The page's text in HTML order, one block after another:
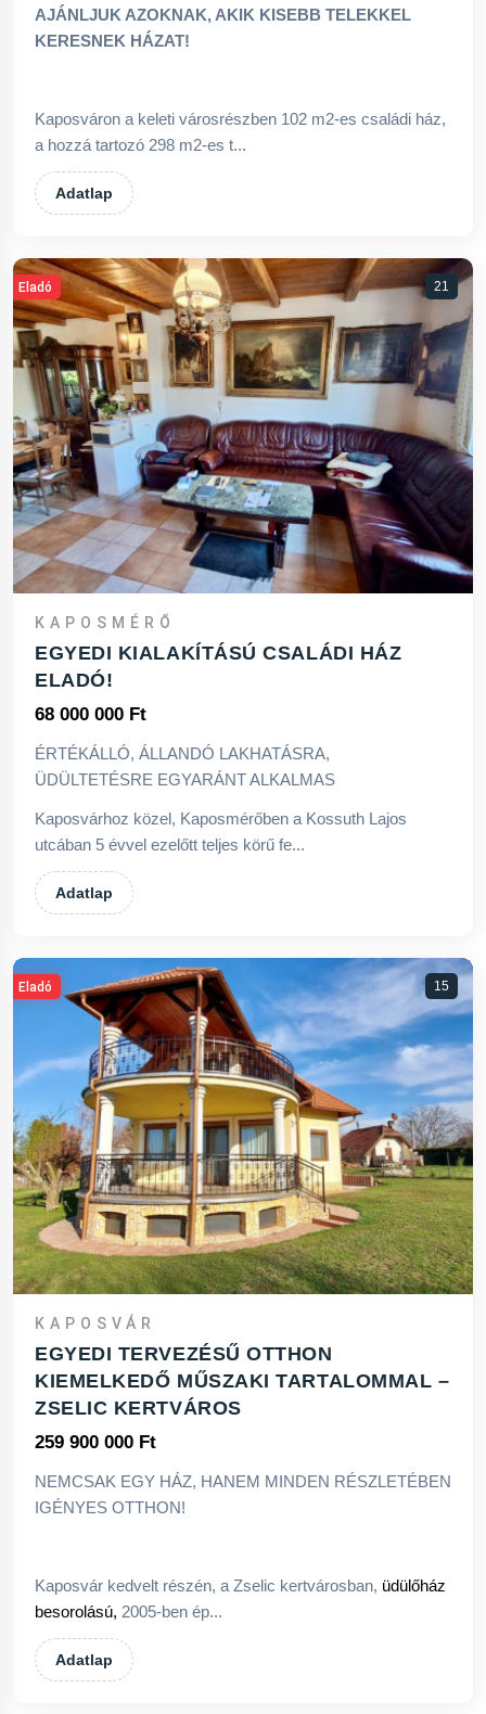
AJÁNLJUK AZOKNAK, AKIK KISEBB TELEKKEL
KERESNEK HÁZAT!
Kaposváron a keleti városrészben 102 m2-es családi ház,
a hozzá tartozó 298 m2-es t...
Adatlap
Eladó 21
KAPOSMÉRŐ
EGYEDI KIALAKÍTÁSÚ CSALÁDI HÁZ
ELADÓ!
68 000 000 Ft
ÉRTÉKÁLLÓ, ÁLLANDÓ LAKHATÁSRA,
ÜDÜLTETÉSRE EGYARÁNT ALKALMAS
Kaposvárhoz közel, Kaposmérőben a Kossuth Lajos
utcában 5 évvel ezelőtt teljes körű fe...
Adatlap
Eladó 15
KAPOSVÁR
EGYEDI TERVEZÉSŰ OTTHON
KIEMELKEDŐ MŰSZAKI TARTALOMMAL –
ZSELIC KERTVÁROS
259 900 000 Ft
NEMCSAK EGY HÁZ, HANEM MINDEN RÉSZLETÉBEN
IGÉNYES OTTHON!
Kaposvár kedvelt részén, a Zselic kertvárosban, üdülőház
besorolású, 2005-ben ép...
Adatlap